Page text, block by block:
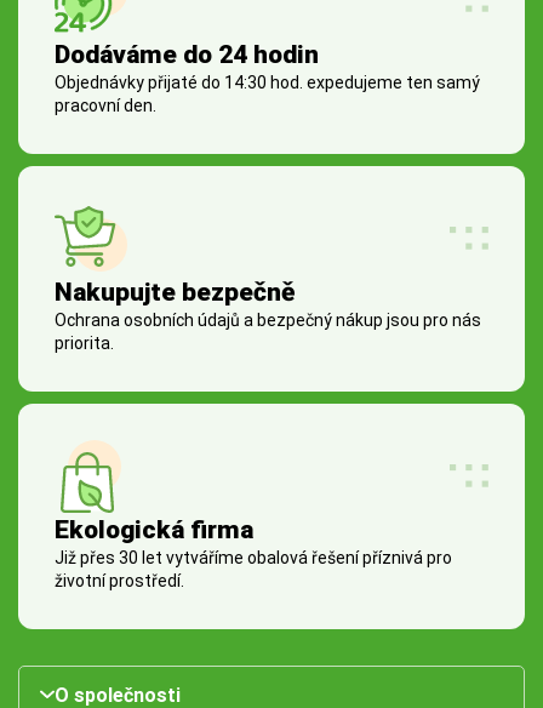
Dodáváme do 24 hodin
Objednávky přijaté do 14:30 hod. expedujeme ten samý
pracovní den.
Nakupujte bezpečně
Ochrana osobních údajů a bezpečný nákup jsou pro nás
priorita.
Ekologická firma
Již přes 30 let vytváříme obalová řešení příznivá pro
životní prostředí.
O společnosti